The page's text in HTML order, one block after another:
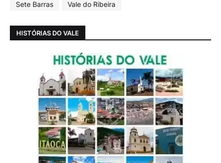
Sete Barras
Vale do Ribeira
HISTÓRIAS DO VALE